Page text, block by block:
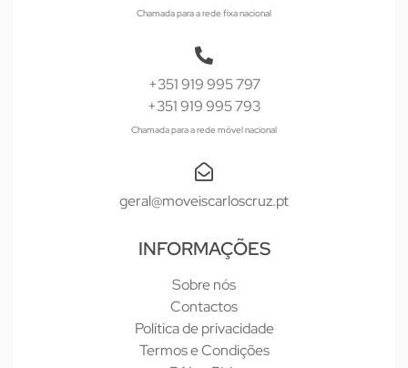
Chamada para a rede fixa nacional
+351 919 995 797
+351 919 995 793
Chamada para a rede móvel nacional
geral@moveiscarloscruz.pt
INFORMAÇÕES
Sobre nós
Contactos
Política de privacidade
Termos e Condições